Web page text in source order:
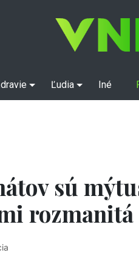
Ľudia Iné
sú
rozmanitá